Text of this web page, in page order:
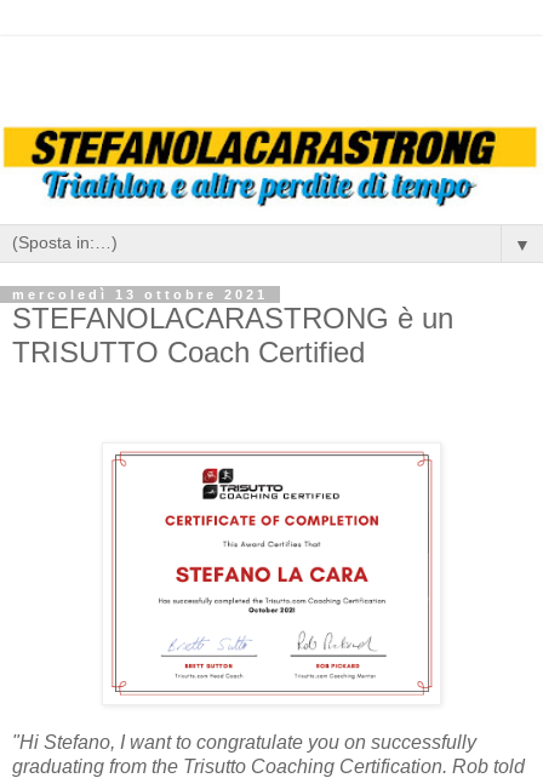
▼
mercoledì 13 ottobre 2021
STEFANOLACARASTRONG è un
TRISUTTO Coach Certified
"Hi Stefano, I want to congratulate you on successfully
graduating from the Trisutto Coaching Certification. Rob told